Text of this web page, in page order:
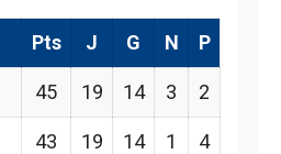
Pts J G N P
45 19 14 3 2
43 19 14 1 4